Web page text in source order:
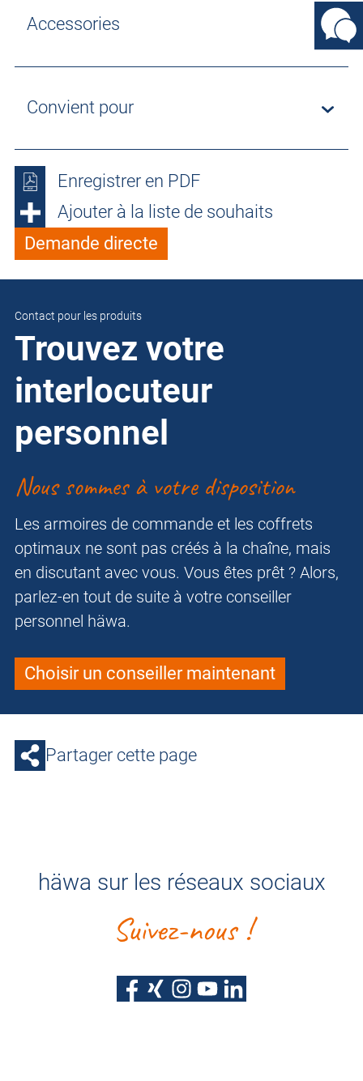
Accessories
Convient pour
Enregistrer en PDF
Ajouter à la liste de souhaits
Demande directe
Contact pour les produits
Trouvez votre
interlocuteur
personnel
Nous sommes à votre disposition
Les armoires de commande et les coffrets
optimaux ne sont pas créés à la chaîne, mais
en discutant avec vous. Vous êtes prêt ? Alors,
parlez-en tout de suite à votre conseiller
personnel häwa.
Choisir un conseiller maintenant
Partager cette page
häwa sur les réseaux sociaux
Suivez-nous !